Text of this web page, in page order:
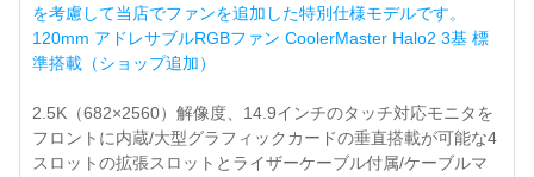
を考慮して当店でファンを追加した特別仕様モデルです。
120mm アドレサブルRGBファン CoolerMaster Halo2 3基 標
準搭載（ショップ追加）
2.5K（682×2560）解像度、14.9インチのタッチ対応モニタを
フロントに内蔵/大型グラフィックカードの垂直搭載が可能な4
スロットの拡張スロットとライザーケーブル付属/ケーブルマ